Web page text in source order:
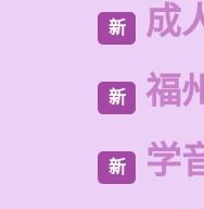
新 成
新 福
新 学